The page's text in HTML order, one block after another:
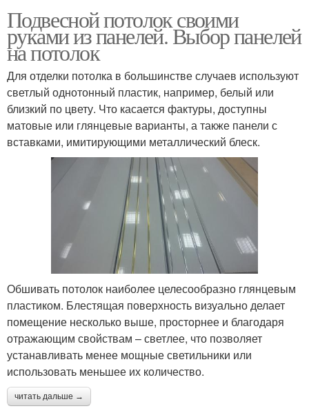
Подвесной потолок своими
руками из панелей. Выбор панелей
на потолок
Для отделки потолка в большинстве случаев используют
светлый однотонный пластик, например, белый или
близкий по цвету. Что касается фактуры, доступны
матовые или глянцевые варианты, а также панели с
вставками, имитирующими металлический блеск.
Обшивать потолок наиболее целесообразно глянцевым
пластиком. Блестящая поверхность визуально делает
помещение несколько выше, просторнее и благодаря
отражающим свойствам – светлее, что позволяет
устанавливать менее мощные светильники или
использовать меньшее их количество.
читать дальше →